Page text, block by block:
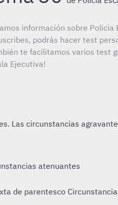
información sobre Policia
podrás hacer test
te facilitamos varios test
Ejecutiva!
atenuantes
de parentesco